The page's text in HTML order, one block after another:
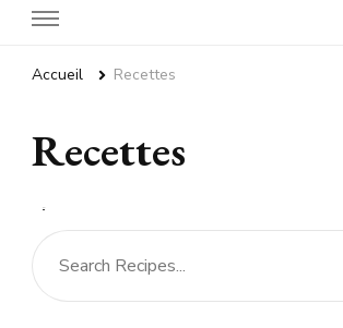
Accueil Recettes
Recettes